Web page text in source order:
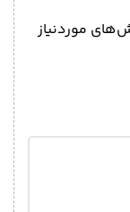
موردنیاز